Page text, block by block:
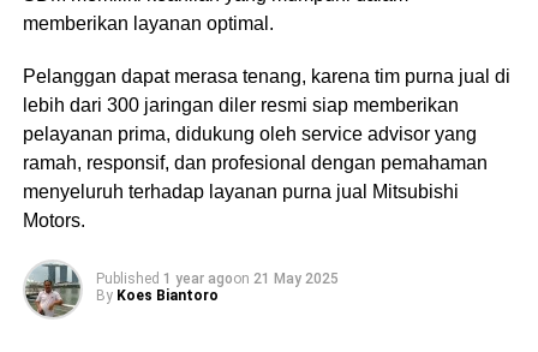
memberikan layanan optimal.
Pelanggan dapat merasa tenang, karena tim purna jual di
lebih dari 300 jaringan diler resmi siap memberikan
pelayanan prima, didukung oleh service advisor yang
ramah, responsif, dan profesional dengan pemahaman
menyeluruh terhadap layanan purna jual Mitsubishi
Motors.
Published 1 year agoon 21 May 2025
By Koes Biantoro